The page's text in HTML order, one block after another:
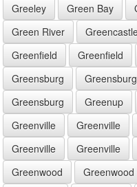
Greeley
Green Bay
Green River
Greenfield
Greenfield
Greensburg
Greensburg
Greensburg
Greenup
Greenville
Greenville
Greenville
Greenville
Greenwood
Greenwood